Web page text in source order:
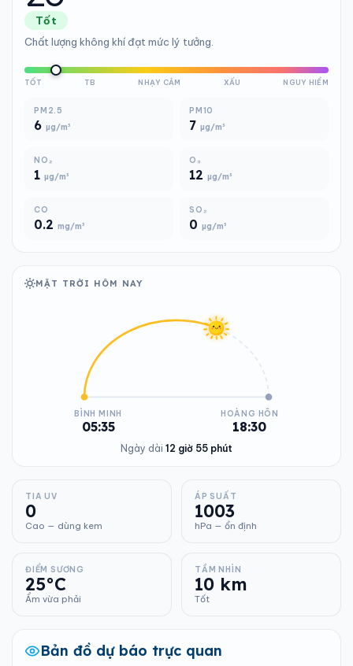
Tốt
Chất lượng không khí đạt mức lý tưởng.
TỐT TB NHẠY CẢM XẤU NGUY HIỂM
PM2.5
6 µg/m³
PM10
7 µg/m³
NO₂
1 µg/m³
O₃
12 µg/m³
CO
0.2 mg/m³
SO₂
0 µg/m³
MẶT TRỜI HÔM NAY
BÌNH MINH
05:35
HOÀNG HÔN
18:30
Ngày dài 12 giờ 55 phút
TIA UV
0
Cao — dùng kem
ÁP SUẤT
1003
hPa — ổn định
ĐIỂM SƯƠNG
25°C
Ẩm vừa phải
TẦM NHÌN
10 km
Tốt
Bản đồ dự báo trực quan